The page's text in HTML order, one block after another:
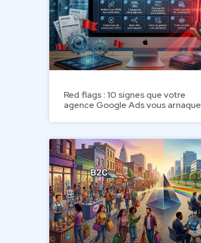
Red flags : 10 signes que votre
agence Google Ads vous arnaque